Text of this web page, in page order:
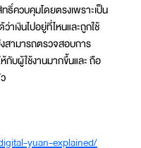
ควบคุมโดยตรงเพราะเป็น
เงินไปอยู่ที่ไหนและถูกใช้
สามารถตรวจสอบการ
กับผู้ใช้งานมากขึ้นและ ถือ
yuan-explained/